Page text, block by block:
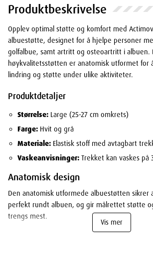
Produktbeskrivelse
Opplev optimal støtte og komfort med
albuestøtte, designet for å hjelpe personer
golfalbue, samt artritt og osteoartritt i albuen.
høykvalitetsstøtten er anatomisk utformet for
lindring og støtte under ulike aktiviteter.
Produktdetaljer
Størrelse: Large (25-27 cm omkrets)
Farge: Hvit og grå
Materiale: Elastisk stoff med avtagbart
Vaskeanvisninger: Trekket kan vaskes på
Anatomisk design
Den anatomisk utformede albuestøtten sikrer
perfekt rundt albuen, og gir målrettet støtte
trengs mest.
Vis mer